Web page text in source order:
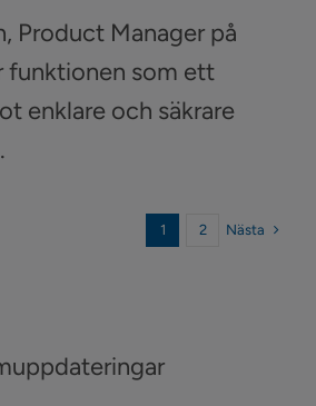
Product Manager på
funktionen som ett
enklare och säkrare
1 2 Nästa